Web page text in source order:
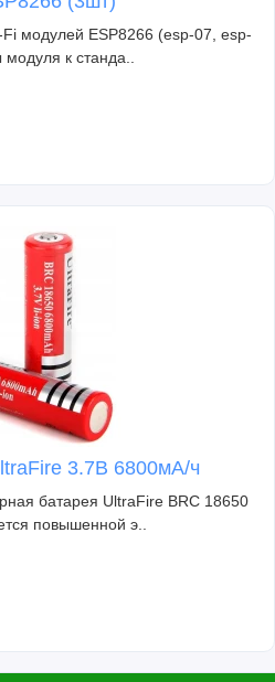
модулей ESP8266 (esp-07, esp-
к станда..
3.7В 6800мА/ч
батарея UltraFire BRC 18650
повышенной э..